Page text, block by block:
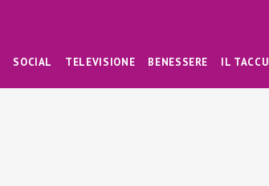
SOCIAL TELEVISIONE BENESSERE IL